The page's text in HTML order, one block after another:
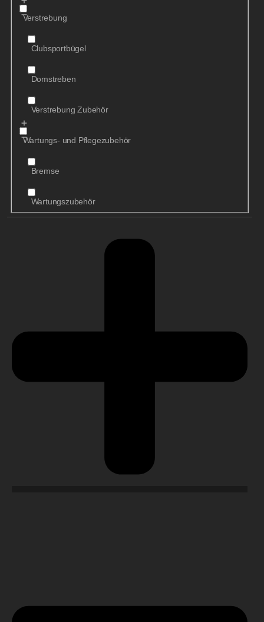
Verstrebung
Clubsportbügel
Domstreben
Verstrebung Zubehör
Wartungs- und Pflegezubehör
Bremse
Wartungszubehör